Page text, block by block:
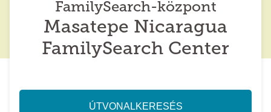
FamilySearch-központ
Masatepe Nicaragua
FamilySearch Center
ÚTVONALKERESÉS